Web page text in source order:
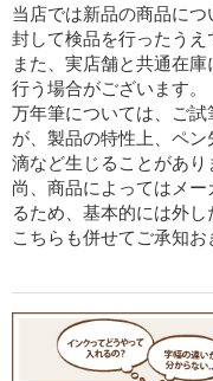
当店では新品の商品に
封して検品を行ったうえ
また、実店舗と共通在
行う場合がございます。
万年筆については、ご
が、製品の特性上、ペ
滴など生じることがあり
尚、商品によってはメ
るため、基本的には外し
こちらも併せてご承知お